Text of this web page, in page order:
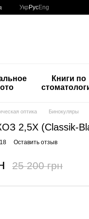
Укр РусEng
Книги по
оптика Бинокуляры
2,5X (Classik-
Оставить отзыв
25 200 грн